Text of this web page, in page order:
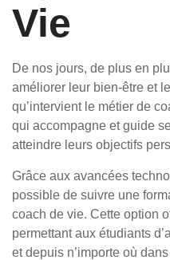
Vie
De nos jours, de plus en
améliorer leur bien-être et
qu’intervient le métier de
qui accompagne et guide
atteindre leurs objectifs
Grâce aux avancées
possible de suivre une
coach de vie. Cette option
permettant aux étudiants
et depuis n’importe où